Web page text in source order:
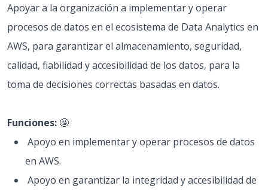
Apoyar a la organización a implementar y operar
procesos de datos en el ecosistema de Data Analytics en
AWS, para garantizar el almacenamiento, seguridad,
calidad, fiabilidad y accesibilidad de los datos, para la
toma de decisiones correctas basadas en datos.
Funciones: 🤩
Apoyo en implementar y operar procesos de datos
en AWS.
Apoyo en garantizar la integridad y accesibilidad de